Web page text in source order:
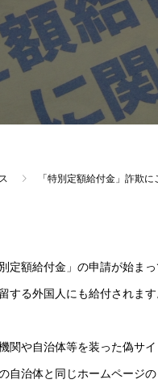
「特別定額給付金」詐欺に
定額給付金」の申請が始まっ
する外国人にも給付されま
関や自治体等を装った偽サ
自治体と同じホームページの